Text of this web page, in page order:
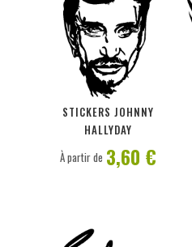
STICKERS JOHNNY
HALLYDAY
PERSONNALISER
À partir de 3,60 €